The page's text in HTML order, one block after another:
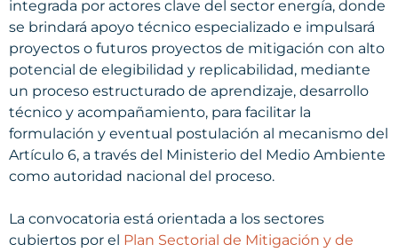
integrada por actores clave del sector energía, donde
se brindará apoyo técnico especializado e impulsará
proyectos o futuros proyectos de mitigación con alto
potencial de elegibilidad y replicabilidad, mediante
un proceso estructurado de aprendizaje, desarrollo
técnico y acompañamiento, para facilitar la
formulación y eventual postulación al mecanismo del
Artículo 6, a través del Ministerio del Medio Ambiente
como autoridad nacional del proceso.
La convocatoria está orientada a los sectores
cubiertos por el Plan Sectorial de Mitigación y de